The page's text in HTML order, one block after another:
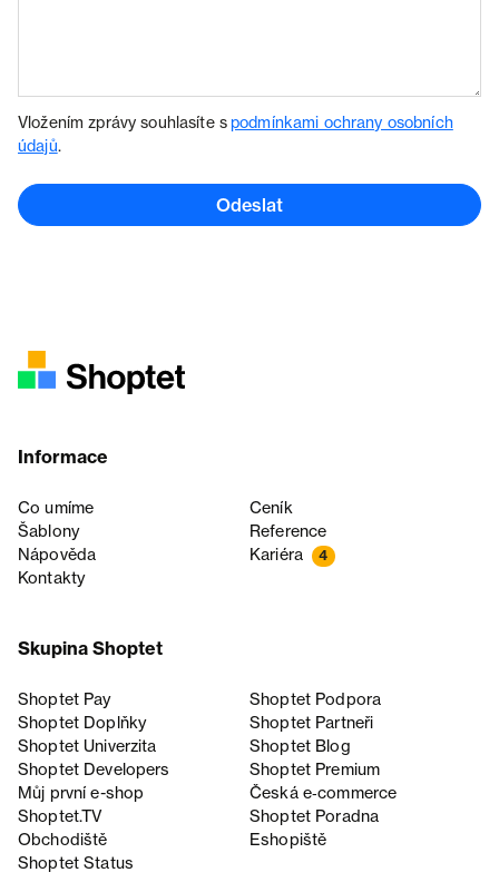
Vložením zprávy souhlasíte spodmínkami ochrany osobních
údajů.
Odeslat
Informace
Co umíme
Ceník
Šablony
Reference
Nápověda
Kariéra 4
Kontakty
Skupina Shoptet
Shoptet Pay
Shoptet Podpora
Shoptet Doplňky
Shoptet Partneři
Shoptet Univerzita
Shoptet Blog
Shoptet Developers
Shoptet Premium
Můj první e-shop
Česká e‑commerce
Shoptet.TV
Shoptet Poradna
Obchodiště
Eshopiště
Shoptet Status